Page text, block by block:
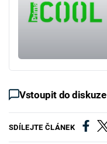
Vstoupit do diskuze
SDÍLEJTE ČLÁNEK